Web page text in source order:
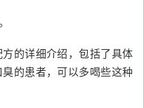
方的详细介绍，包括了具体
的患者，可以多喝些这种